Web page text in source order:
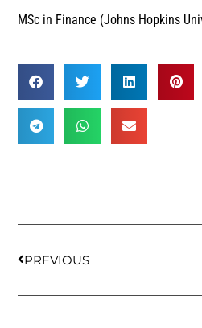
MSc in Finance (Johns Hopkins
PREVIOUS